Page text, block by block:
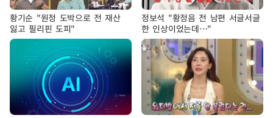
황기순 "원정 도박으로 전 재산
잃고 필리핀 도피"
정보석 "황정음 전 남편 서글서글
한 인상이었는데…"